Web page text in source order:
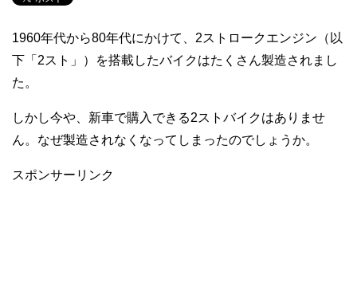
1960年代から80年代にかけて、2ストロークエンジン（以
下「2スト」）を搭載したバイクはたくさん製造されまし
た。
しかし今や、新車で購入できる2ストバイクはありませ
ん。なぜ製造されなくなってしまったのでしょうか。
スポンサーリンク